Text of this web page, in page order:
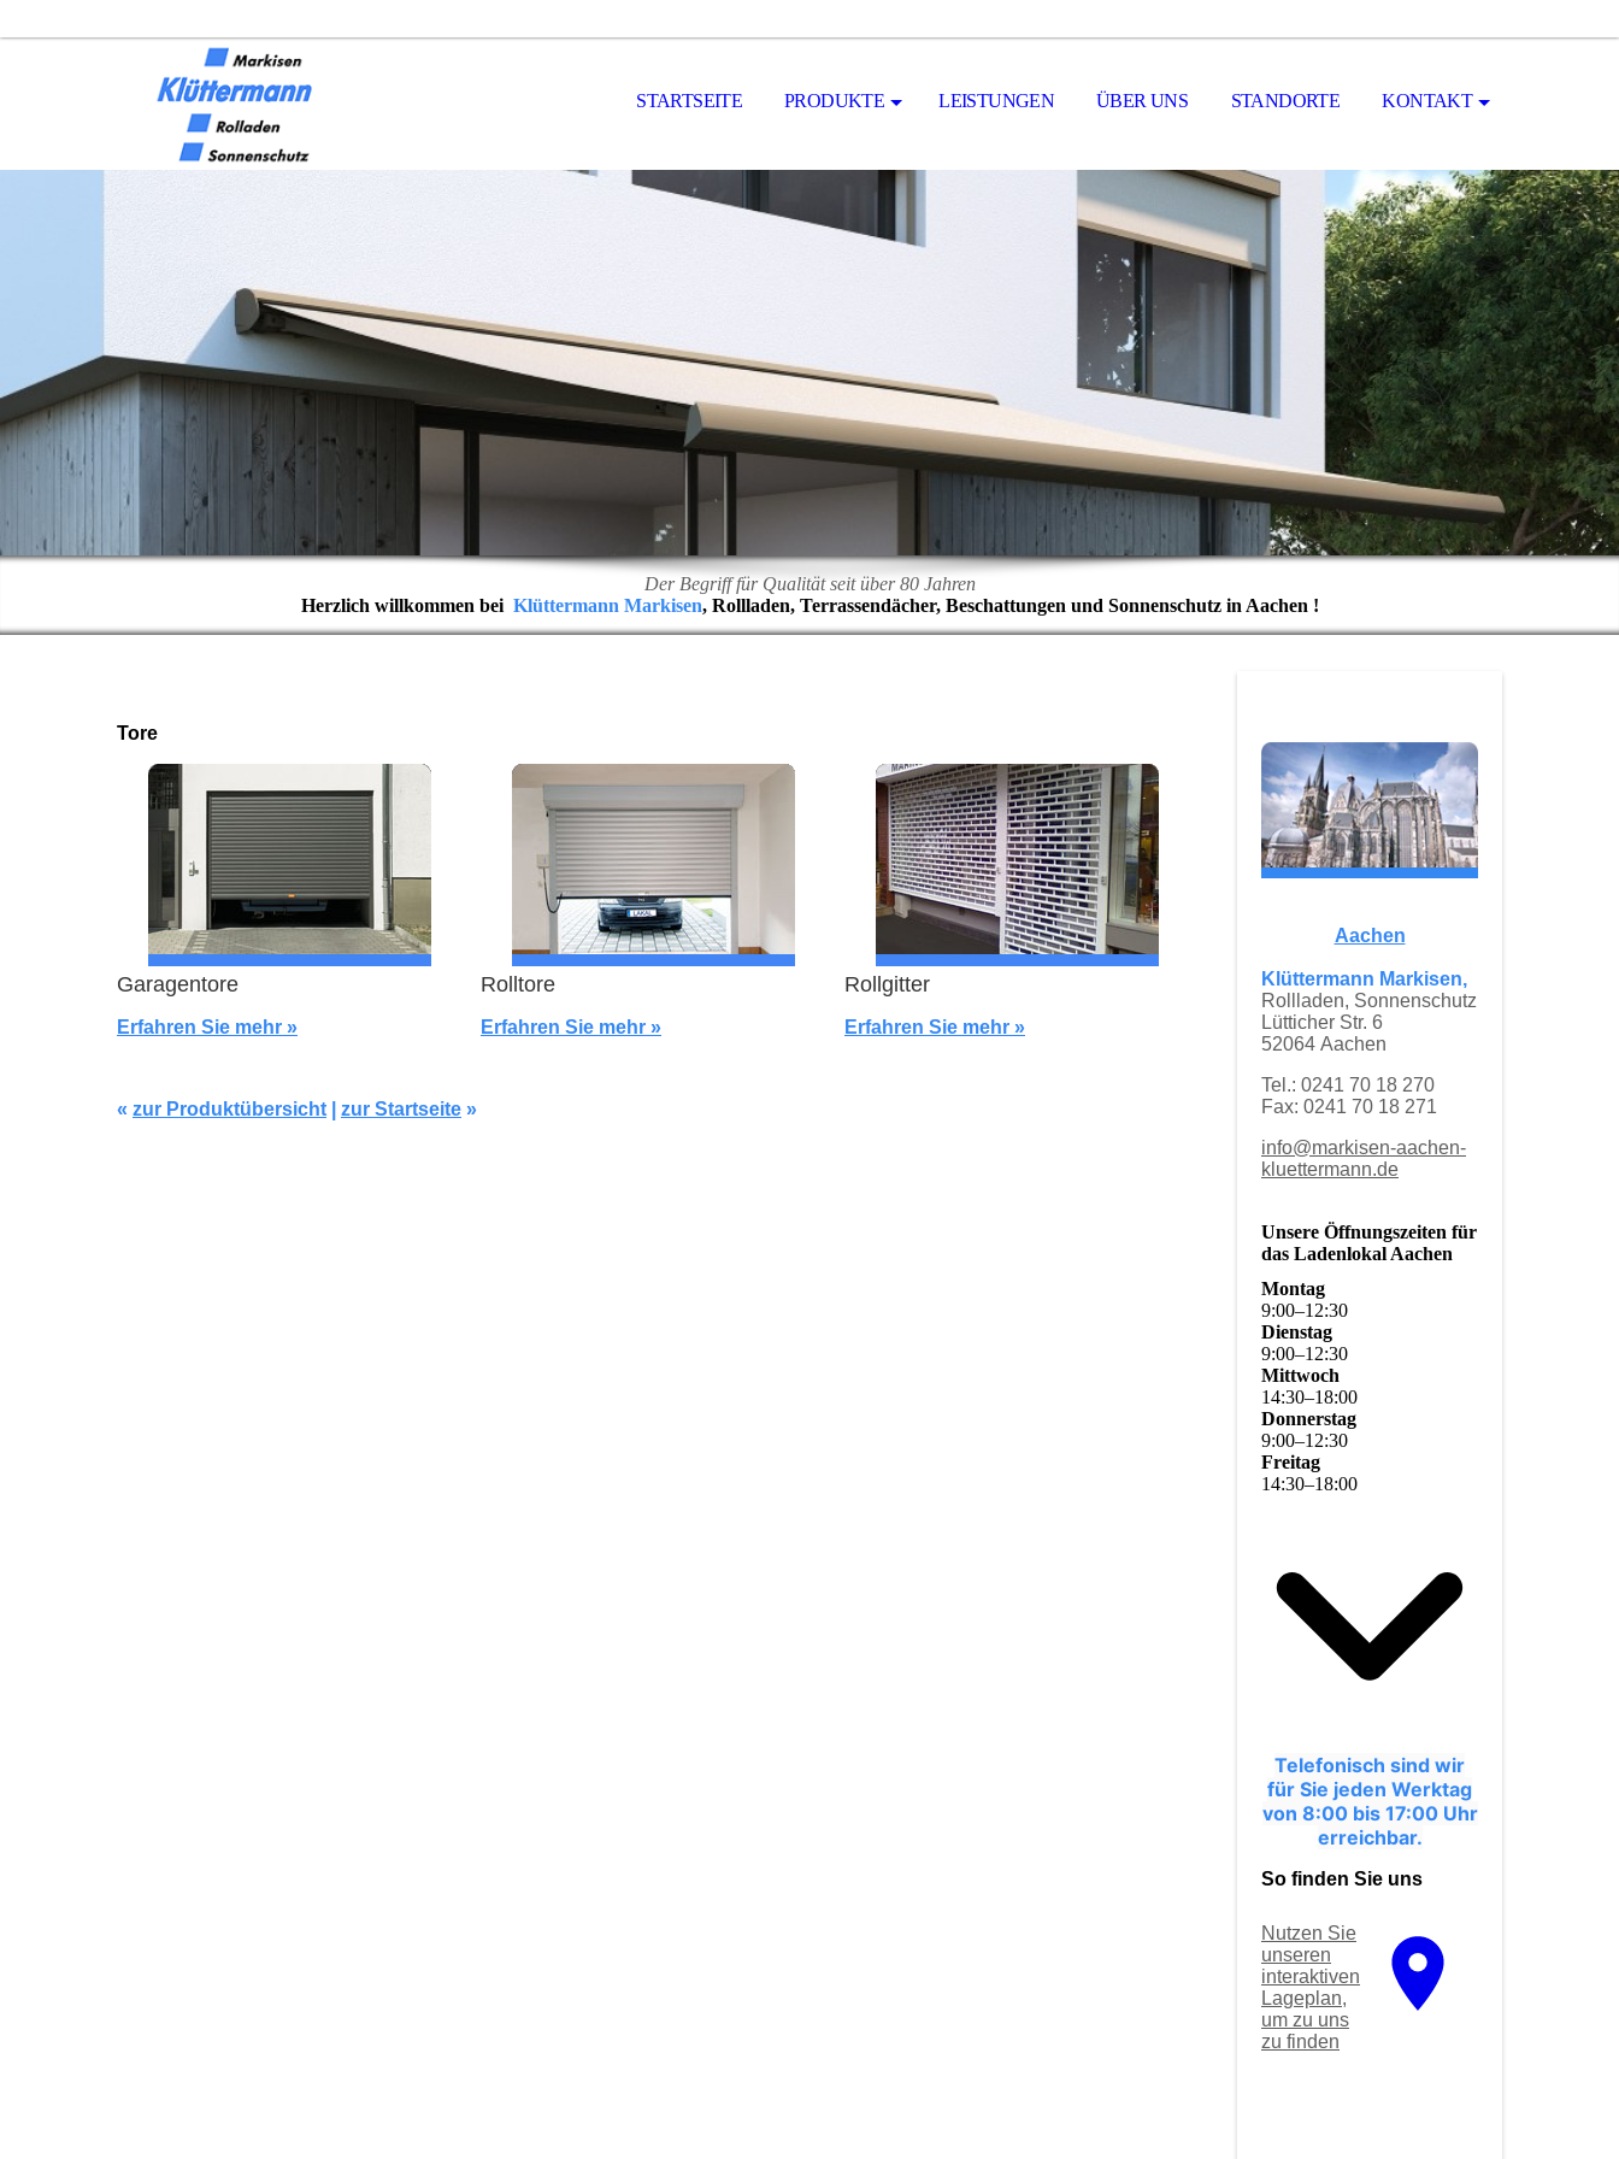
STARTSEITE PRODUKTE LEISTUNGEN ÜBER UNS STANDORTE KONTAKT
Der Begriff für Qualität seit über 80 Jahren
Herzlich willkommen bei Klüttermann Markisen, Rollladen, Terrassendächer, Beschattungen und Sonnenschutz in Aachen !
Tore
Garagentore
Erfahren Sie mehr »
Rolltore
Erfahren Sie mehr »
Rollgitter
Erfahren Sie mehr »
« zur Produktübersicht zur Startseite »
Aachen
Klüttermann Markisen,
Rollladen, Sonnenschutz
Lütticher Str. 6
52064 Aachen
Tel.: 0241 70 18 270
Fax: 0241 70 18 271
info@markisen-aachen-
kluettermann.de
Unsere Öffnungszeiten für
das Ladenlokal Aachen
Montag
9:00–12:30
Dienstag
9:00–12:30
Mittwoch
14:30–18:00
Donnerstag
9:00–12:30
Freitag
14:30–18:00
Telefonisch sind wir
für Sie jeden Werktag
von 8:00 bis 17:00 Uhr
erreichbar.
So finden Sie uns
Nutzen Sie
unseren
interaktiven
La­ge­plan,
um zu uns
zu finden